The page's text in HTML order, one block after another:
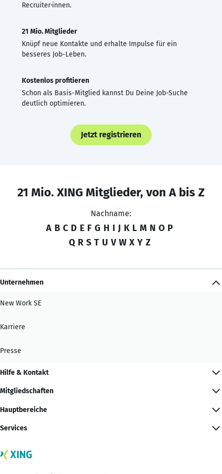
Recruiter·innen.
21 Mio. Mitglieder
Knüpf neue Kontakte und erhalte Impulse für ein
besseres Job-Leben.
Kostenlos profitieren
Schon als Basis-Mitglied kannst Du Deine Job-Suche
deutlich optimieren.
Jetzt registrieren
21 Mio. XING Mitglieder, von A bis Z
Nachname:
A B C D E F G H I J K L M N O P
Q R S T U V W X Y Z
Unternehmen
New Work SE
Karriere
Presse
Hilfe & Kontakt
Mitgliedschaften
Hauptbereiche
Services